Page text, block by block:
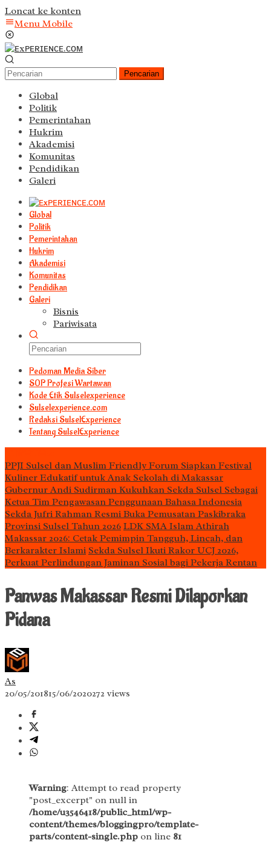
Loncat ke konten
Menu Mobile
Pencarian
Global
Politik
Pemerintahan
Hukrim
Akademisi
Komunitas
Pendidikan
Galeri
Global
Politik
Pemerintahan
Hukrim
Akademisi
Komunitas
Pendidikan
Galeri
Bisnis
Pariwisata
Pedoman Media Siber
S0P Profesi Wartawan
Kode Etik Sulselexperience
Sulselexperience.com
Redaksi SulselExperience
Tentang SulselExperience
PPJI Sulsel dan Muslim Friendly Forum Siapkan Festival
Kuliner Edukatif untuk Anak Sekolah di Makassar
Gubernur Andi Sudirman Kukuhkan Sekda Sulsel Sebagai
Ketua Tim Pengawasan Penggunaan Bahasa Indonesia
Sekda Jufri Rahman Resmi Buka Pemusatan Paskibraka
Provinsi Sulsel Tahun 2026 LDK SMA Islam Athirah
Makassar 2026: Cetak Pemimpin Tangguh, Lincah, dan
Berkarakter Islami Sekda Sulsel Ikuti Rakor UCJ 2026,
Perkuat Perlindungan Jaminan Sosial bagi Pekerja Rentan
Panwas Makassar Resmi Dilaporkan
Pidana
As
20/05/201815/06/2020272 views
Warning: Attempt to read property
"post_excerpt" on null in
/home/u3546418/public_html/wp-
content/themes/bloggingpro/template-
parts/content-single.php on line 81